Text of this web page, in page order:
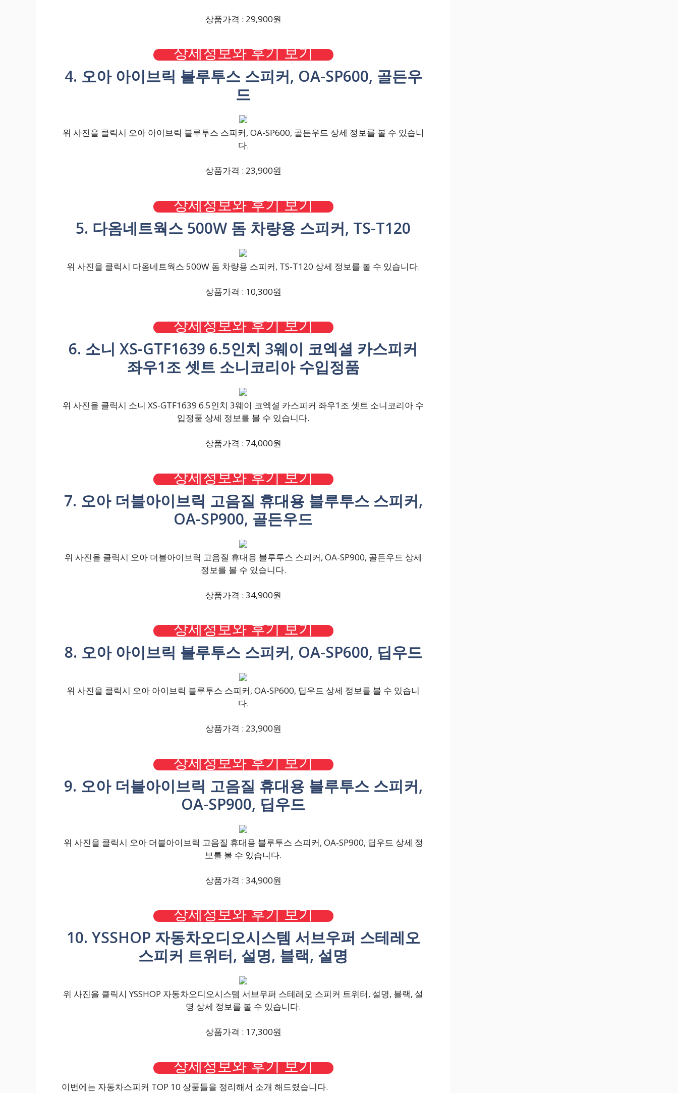
상품가격 : 29,900원
상세정보와 후기 보기
4. 오아 아이브릭 블루투스 스피커, OA-SP600, 골든우
드
위 사진을 클릭시 오아 아이브릭 블루투스 스피커, OA-SP600, 골든우드 상세 정보를 볼 수 있습니
다.
상품가격 : 23,900원
상세정보와 후기 보기
5. 다옴네트웍스 500W 돔 차량용 스피커, TS-T120
위 사진을 클릭시 다옴네트웍스 500W 돔 차량용 스피커, TS-T120 상세 정보를 볼 수 있습니다.
상품가격 : 10,300원
상세정보와 후기 보기
6. 소니 XS-GTF1639 6.5인치 3웨이 코엑셜 카스피커
좌우1조 셋트 소니코리아 수입정품
위 사진을 클릭시 소니 XS-GTF1639 6.5인치 3웨이 코엑셜 카스피커 좌우1조 셋트 소니코리아 수
입정품 상세 정보를 볼 수 있습니다.
상품가격 : 74,000원
상세정보와 후기 보기
7. 오아 더블아이브릭 고음질 휴대용 블루투스 스피커,
OA-SP900, 골든우드
위 사진을 클릭시 오아 더블아이브릭 고음질 휴대용 블루투스 스피커, OA-SP900, 골든우드 상세
정보를 볼 수 있습니다.
상품가격 : 34,900원
상세정보와 후기 보기
8. 오아 아이브릭 블루투스 스피커, OA-SP600, 딥우드
위 사진을 클릭시 오아 아이브릭 블루투스 스피커, OA-SP600, 딥우드 상세 정보를 볼 수 있습니
다.
상품가격 : 23,900원
상세정보와 후기 보기
9. 오아 더블아이브릭 고음질 휴대용 블루투스 스피커,
OA-SP900, 딥우드
위 사진을 클릭시 오아 더블아이브릭 고음질 휴대용 블루투스 스피커, OA-SP900, 딥우드 상세 정
보를 볼 수 있습니다.
상품가격 : 34,900원
상세정보와 후기 보기
10. YSSHOP 자동차오디오시스템 서브우퍼 스테레오
스피커 트위터, 설명, 블랙, 설명
위 사진을 클릭시 YSSHOP 자동차오디오시스템 서브우퍼 스테레오 스피커 트위터, 설명, 블랙, 설
명 상세 정보를 볼 수 있습니다.
상품가격 : 17,300원
상세정보와 후기 보기
이번에는 자동차스피커 TOP 10 상품들을 정리해서 소개 해드렸습니다.